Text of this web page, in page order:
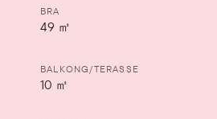
BRA
49 ㎡
BALKONG/TERASSE
10 ㎡